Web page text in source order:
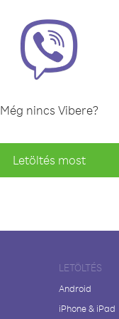
Még nincs Vibere?
Letöltés most
LETÖLTÉS
Android
iPhone & iPad